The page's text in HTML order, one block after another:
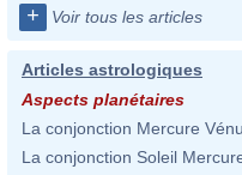
+ Voir tous les articles
Articles astrologiques
Aspects planétaires
La conjonction Mercure
La conjonction Soleil